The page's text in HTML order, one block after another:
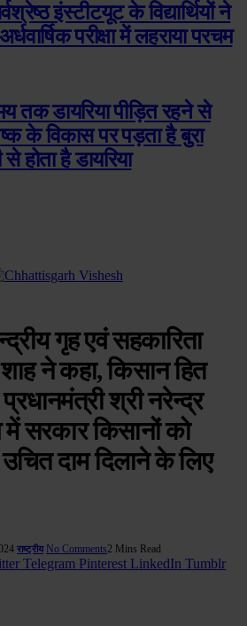
इंस्टीटयूट के विद्यार्थियों ने
परीक्षा में लहराया परचम
तक डायरिया पीड़ित रहने से
के विकास पर पड़ता है बुरा
होता है डायरिया
गृह एवं सहकारिता
ने कहा, किसान हित
श्री नरेन्द्र
में सरकार किसानों को
दाम दिलाने के लिए
राष्ट्रीय No Comments2 Mins Read
Telegram Pinterest LinkedIn Tumblr